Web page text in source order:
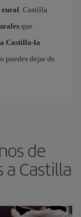
rural . Castilla
que
Castilla-la
puedes dejar de
de
Castilla